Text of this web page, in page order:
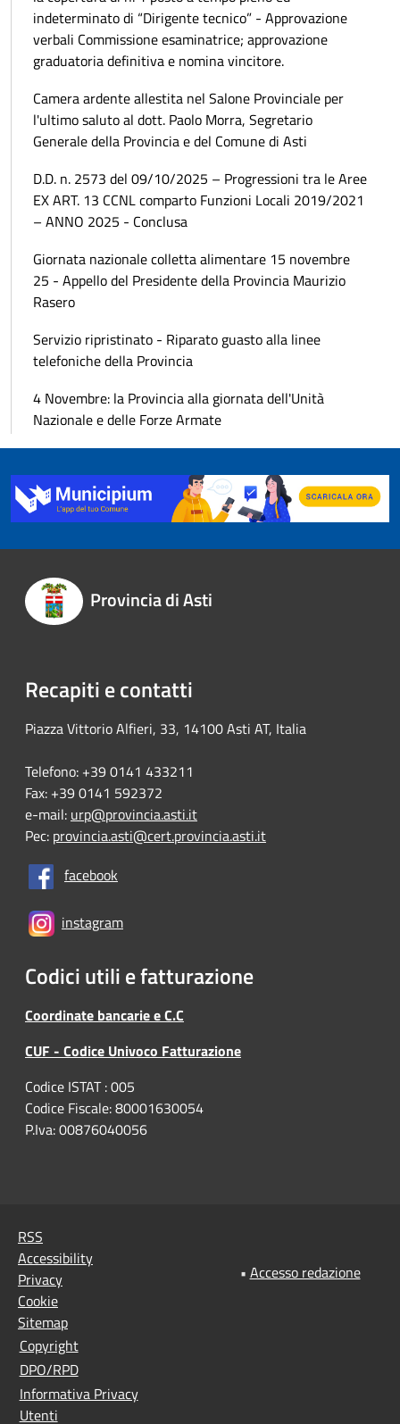
indeterminato di “Dirigente tecnico” - Approvazione
verbali Commissione esaminatrice; approvazione
graduatoria definitiva e nomina vincitore.
Camera ardente allestita nel Salone Provinciale per
l'ultimo saluto al dott. Paolo Morra, Segretario
Generale della Provincia e del Comune di Asti
D.D. n. 2573 del 09/10/2025 – Progressioni tra le Aree
EX ART. 13 CCNL comparto Funzioni Locali 2019/2021
– ANNO 2025 - Conclusa
Giornata nazionale colletta alimentare 15 novembre
25 - Appello del Presidente della Provincia Maurizio
Rasero
Servizio ripristinato - Riparato guasto alla linee
telefoniche della Provincia
4 Novembre: la Provincia alla giornata dell'Unità
Nazionale e delle Forze Armate
Provincia di Asti
Recapiti e contatti
Piazza Vittorio Alfieri, 33, 14100 Asti AT, Italia
Telefono: +39 0141 433211
Fax: +39 0141 592372
e-mail: urp@provincia.asti.it
Pec: provincia.asti@cert.provincia.asti.it
facebook
instagram
Codici utili e fatturazione
Coordinate bancarie e C.C
CUF - Codice Univoco Fatturazione
Codice ISTAT : 005
Codice Fiscale: 80001630054
P.Iva: 00876040056
RSS
Accessibility
Privacy
Cookie
Sitemap
Copyright
DPO/RPD
Informativa Privacy
Utenti
• Accesso redazione